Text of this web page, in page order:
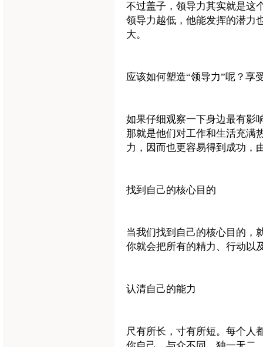
不过盖子，领导力其实就是这
领导力越低，他能发挥的潜力
大。
应该如何塑造“领导力”呢？享
如果仔细观察一下身边最有影
那就是他们对工作和生活充满
力，因而也更容易得到成功，
找到自己的核心目的
当我们找到自己的核心目的，
你就会把所有的精力、行动以
认清自己的能力
尺有所长，寸有所短。每个人